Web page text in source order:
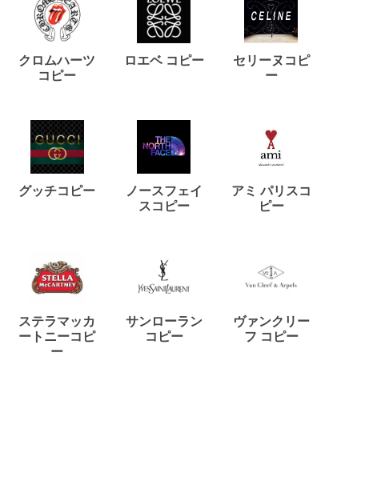
クロムハーツ
コピー
ロエベ コピー
セリーヌコピ
ー
グッチコピー
ノースフェイ
スコピー
アミ パリスコ
ピー
ステラマッカ
ートニーコピ
ー
サンローラン
コピー
ヴァンクリー
フ コピー